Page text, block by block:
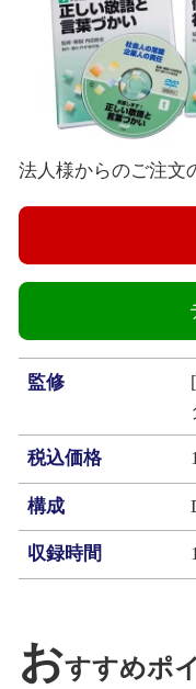
法人様からのご注文
監修
税込価格
構成
収録時間
おすすめポ